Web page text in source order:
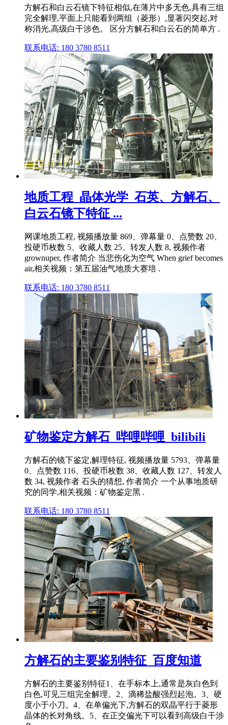
方解石和白云石镜下特征相似,在薄片中多无色,具有三组
完全解理,平面上只能看到两组（菱形）,显著闪突起,对
称消光,高级白干涉色。 区分方解石和白云石的简单方 .
联系电话: 180 3780 8511
地质工程_晶体光学_石英、方解石、
白云石镜下特征 ...
网课地质工程, 视频播放量 869、弹幕量 0、点赞数 20、
投硬币枚数 5、收藏人数 25、转发人数 8, 视频作者
grownuper, 作者简介 当悲伤化为空气 When grief becomes
air,相关视频：第五届油气地质大赛培 .
联系电话: 180 3780 8511
矿物鉴定方解石_哔哩哔哩_bilibili
方解石的镜下鉴定,解理特征, 视频播放量 5793、弹幕量
0、点赞数 116、投硬币枚数 38、收藏人数 127、转发人
数 34, 视频作者 石头的猜想, 作者简介 一个从事地质研
究的同学,相关视频：矿物鉴定黑 .
联系电话: 180 3780 8511
方解石的主要鉴别特征_百度知道
方解石的主要鉴别特征1、在手标本上,通常是灰白色到
白色,可见三组完全解理。2、滴稀盐酸强烈起泡。3、硬
度小于小刀。4、在单偏光下,方解石的双晶平行于菱形
晶体的长对角线。5、在正交偏光下可以看到高级白干涉